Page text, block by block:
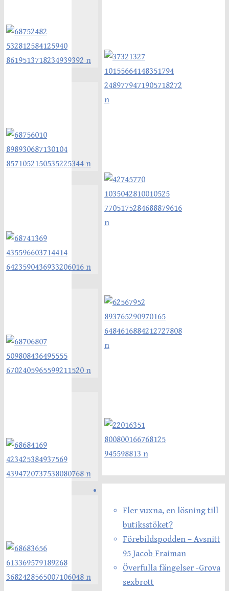
Fler vuxna, en lösning till
butiksstöket?
Förebildspodden – Avsnitt
95 Jacob Fraiman
Överfulla fängelser -Grova
sexbrott